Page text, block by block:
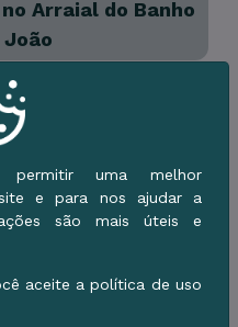
Arraial do Banho
João
e Romário
Vivo em Brasília",
dos artistas. O
autorais e
o momento
dupla no cenário
a programação do
permitir uma melhor
e para nos ajudar a
são mais úteis e
aceite a política de uso